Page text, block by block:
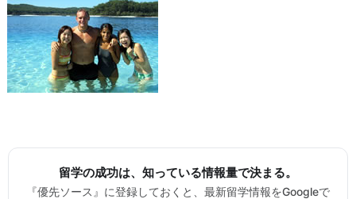
留学の成功は、知っている情報量で決まる。
『優先ソース』に登録しておくと、最新留学情報をGoogleで